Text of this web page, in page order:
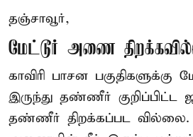
தஞ்சாவூர்,
மேட்டூர் அணை
காவிரி பாசன
இருந்து தண்ணீர் குறிப்பிட்ட
தண்ணீர் திறக்கப்பட வில்லை.